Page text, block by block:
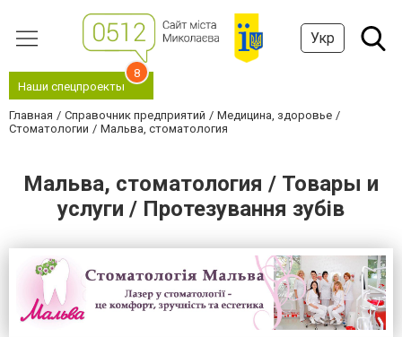
Укр
Наши спецпроекты
8
Главная Справочник предприятий
Медицина, здоровье
Стоматологии
Мальва, стоматология
Мальва, стоматология / Товары и
услуги / Протезування зубів